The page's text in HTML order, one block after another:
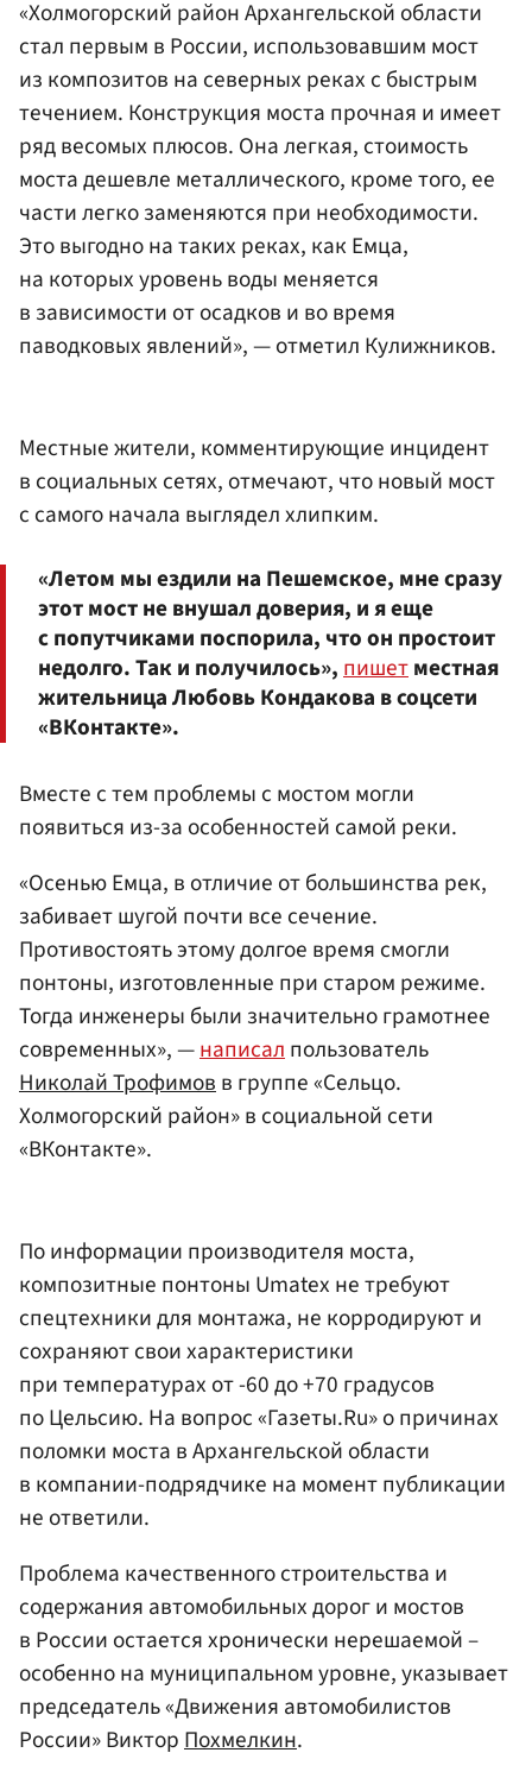
«Холмогорский район Архангельской области
стал первым в России, использовавшим мост
из композитов на северных реках с быстрым
течением. Конструкция моста прочная и имеет
ряд весомых плюсов. Она легкая, стоимость
моста дешевле металлического, кроме того, ее
части легко заменяются при необходимости.
Это выгодно на таких реках, как Емца,
на которых уровень воды меняется
в зависимости от осадков и во время
паводковых явлений», — отметил Кулижников.
Местные жители, комментирующие инцидент
в социальных сетях, отмечают, что новый мост
с самого начала выглядел хлипким.
«Летом мы ездили на Пешемское, мне сразу
этот мост не внушал доверия, и я еще
с попутчиками поспорила, что он простоит
недолго. Так и получилось»,пишетместная
жительница Любовь Кондакова в соцсети
«ВКонтакте».
Вместе с тем проблемы с мостом могли
появиться из-за особенностей самой реки.
«Осенью Емца, в отличие от большинства рек,
забивает шугой почти все сечение.
Противостоять этому долгое время смогли
понтоны, изготовленные при старом режиме.
Тогда инженеры были значительно грамотнее
современных», —написалпользователь
Николай Трофимовв группе «Сельцо.
Холмогорский район» в социальной сети
«ВКонтакте».
По информации производителя моста,
композитные понтоны Umatex не требуют
спецтехники для монтажа, не корродируют и
сохраняют свои характеристики
при температурах от -60 до +70 градусов
по Цельсию. На вопрос «Газеты.Ru» о причинах
поломки моста в Архангельской области
в компании-подрядчике на момент публикации
не ответили.
Проблема качественного строительства и
содержания автомобильных дорог и мостов
в России остается хронически нерешаемой –
особенно на муниципальном уровне, указывает
председатель «Движения автомобилистов
России» ВикторПохмелкин.